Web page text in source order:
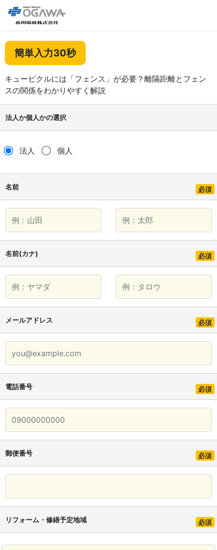
簡単入力30秒
キュービクルには「フェンス」が必要？離隔距離とフェン
スの関係をわかりやすく解説
法人か個人かの選択
法人 個人
名前 必須
名前(カナ) 必須
メールアドレス 必須
電話番号 必須
郵便番号 必須
リフォーム・修繕予定地域 必須